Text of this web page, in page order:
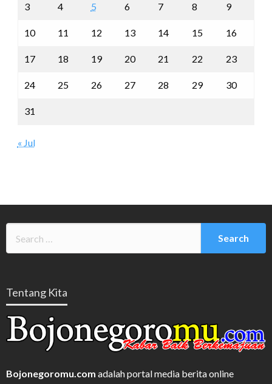
3 4 5 6 7 8 9
10 11 12 13 14 15 16
17 18 19 20 21 22 23
24 25 26 27 28 29 30
31
« Jul
Tentang Kita
Bojonegoromu.com adalah portal media berita online